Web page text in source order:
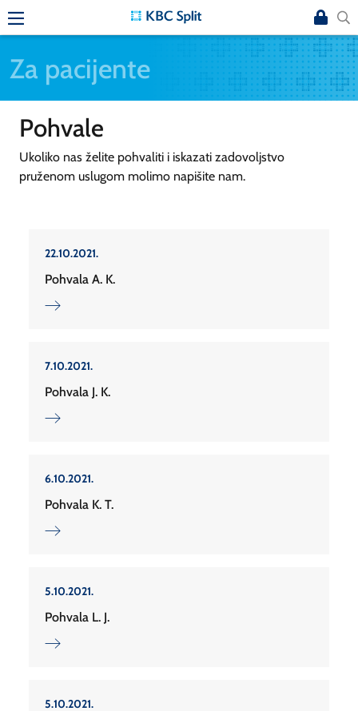
Za pacijente
Pohvale
Ukoliko nas želite pohvaliti i iskazati zadovoljstvo
pruženom uslugom molimo napišite nam.
22.10.2021.
Pohvala A. K.
7.10.2021.
Pohvala J. K.
6.10.2021.
Pohvala K. T.
5.10.2021.
Pohvala L. J.
5.10.2021.